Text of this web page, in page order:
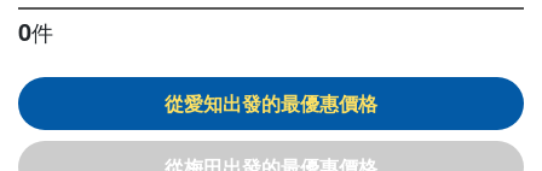
0件
愛知